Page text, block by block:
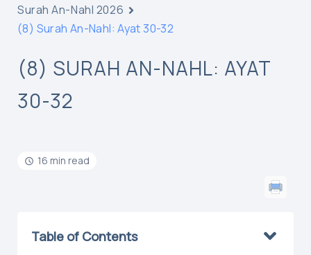
Surah An-Nahl 2026
(8) Surah An-Nahl: Ayat 30-32
(8) SURAH AN-NAHL: AYAT
30-32
16 min read
Table of Contents